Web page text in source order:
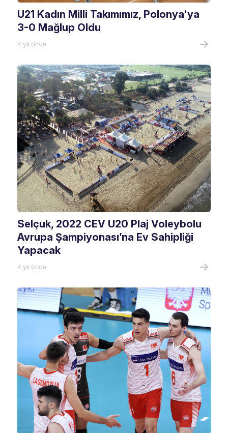
U21 Kadın Milli Takımımız, Polonya'ya
3-0 Mağlup Oldu
4 yıl önce
Selçuk, 2022 CEV U20 Plaj Voleybolu
Avrupa Şampiyonası’na Ev Sahipliği
Yapacak
4 yıl önce